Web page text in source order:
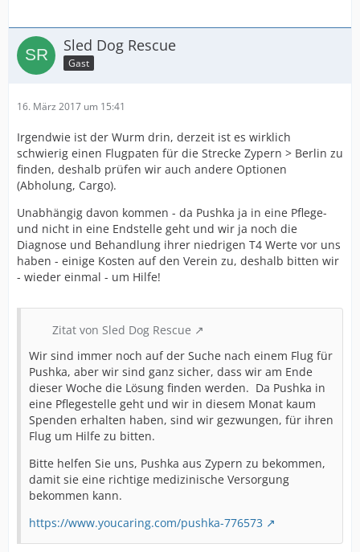
Sled Dog Rescue
Gast
16. März 2017 um 15:41
Irgendwie ist der Wurm drin, derzeit ist es wirklich
schwierig einen Flugpaten für die Strecke Zypern > Berlin zu
finden, deshalb prüfen wir auch andere Optionen
(Abholung, Cargo).
Unabhängig davon kommen - da Pushka ja in eine Pflege-
und nicht in eine Endstelle geht und wir ja noch die
Diagnose und Behandlung ihrer niedrigen T4 Werte vor uns
haben - einige Kosten auf den Verein zu, deshalb bitten wir
- wieder einmal - um Hilfe!
Zitat von Sled Dog Rescue
Wir sind immer noch auf der Suche nach einem Flug für
Pushka, aber wir sind ganz sicher, dass wir am Ende
dieser Woche die Lösung finden werden. Da Pushka in
eine Pflegestelle geht und wir in diesem Monat kaum
Spenden erhalten haben, sind wir gezwungen, für ihren
Flug um Hilfe zu bitten.
Bitte helfen Sie uns, Pushka aus Zypern zu bekommen,
damit sie eine richtige medizinische Versorgung
bekommen kann.
https://www.youcaring.com/pushka-776573